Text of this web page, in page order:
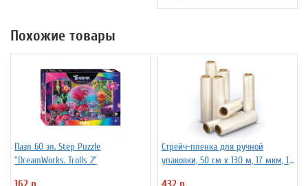
Похожие товары
Пазл 60 эл. Step Puzzle
"DreamWorks. Trolls 2"
Стрейч-пленка для ручной
упаковки, 50 см х 130 м, 17 мкм, 1